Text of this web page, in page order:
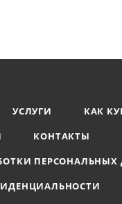
УСЛУГИ
КАК
КОНТАКТЫ